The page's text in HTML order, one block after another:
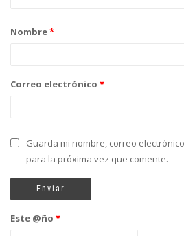
Nombre*
Correo electrónico *
Guarda mi nombre, correo
para la próxima vez que comente.
Este @ño *